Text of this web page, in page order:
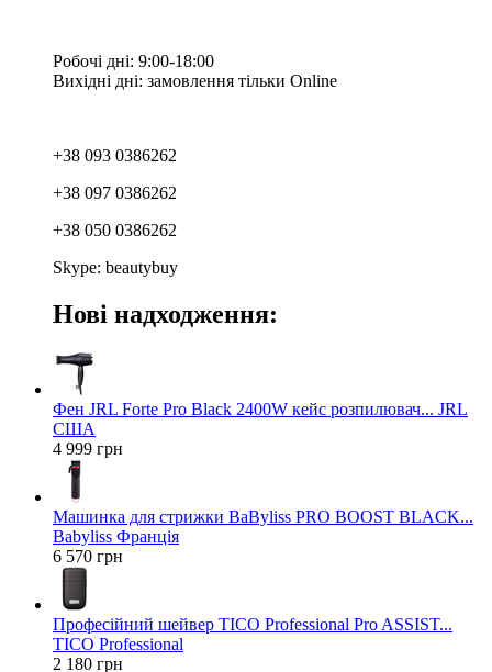
Робочі дні: 9:00-18:00
Вихідні дні: замовлення тільки Online
+38 093 0386262
+38 097 0386262
+38 050 0386262
Skype: beautybuy
Нові надходження:
Фен JRL Forte Pro Black 2400W кейс розпилювач... JRL
США
4 999 грн
Машинка для стрижки BaByliss PRO BOOST BLACK...
Babyliss Франція
6 570 грн
Професійний шейвер TICO Professional Pro ASSIST...
TICO Professional
2 180 грн